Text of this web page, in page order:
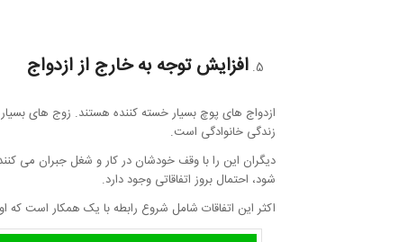
افزایش توجه به خارج از ازدواج
ازدواج های پوچ بسیار خسته کننده هستند. زوج های
زندگی خانوادگی است.
دیگران این را با وقف خودشان در کار و شغل جبران می
شود، احتمال بروز اتفاقاتی وجود دارد.
اکثر این اتفاقات شامل شروع رابطه با یک همکار است